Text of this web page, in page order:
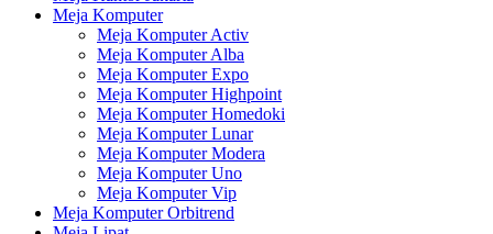
Meja Komputer
Meja Komputer Activ
Meja Komputer Alba
Meja Komputer Expo
Meja Komputer Highpoint
Meja Komputer Homedoki
Meja Komputer Lunar
Meja Komputer Modera
Meja Komputer Uno
Meja Komputer Vip
Meja Komputer Orbitrend